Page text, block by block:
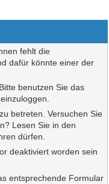
fehlt die
dafür könnte einer der
benutzen Sie das
betreten. Versuchen Sie
Lesen Sie in den
dürfen.
deaktiviert worden sein
entsprechende Formular